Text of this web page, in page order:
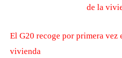
El G20 recoge por primera vez
vivienda